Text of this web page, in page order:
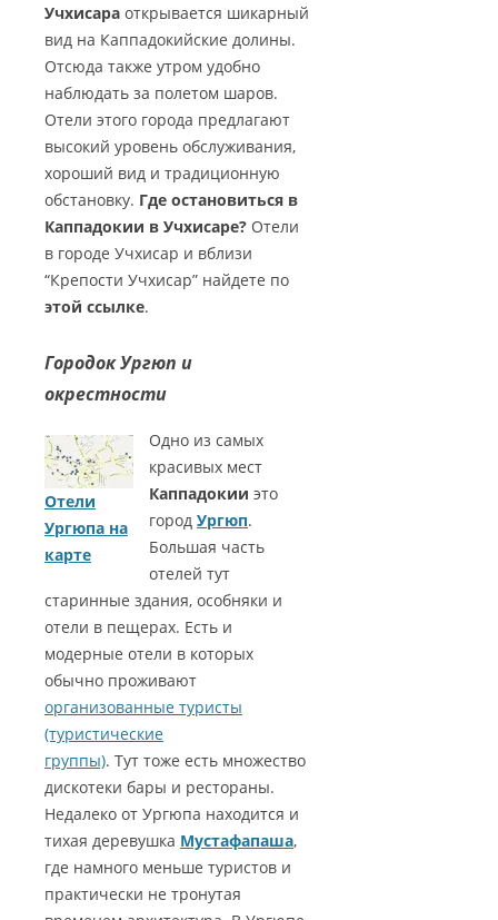
Учхисара открывается шикарный
вид на Каппадокийские долины.
Отсюда также утром удобно
наблюдать за полетом шаров.
Отели этого города предлагают
высокий уровень обслуживания,
хороший вид и традиционную
обстановку. Где остановиться в
Каппадокии в Учхисаре? Отели
в городе Учхисар и вблизи
“Крепости Учхисар” найдете по
этой ссылке.
Городок Ургюп и
окрестности
Отели
Ургюпа на
карте
Одно из самых
красивых мест
Каппадокии это
город Ургюп.
Большая часть
отелей тут
старинные здания, особняки и
отели в пещерах. Есть и
модерные отели в которых
обычно проживают
организованные туристы
(туристические
группы). Тут тоже есть множество
дискотеки бары и рестораны.
Недалеко от Ургюпа находится и
тихая деревушка Мустафапаша,
где намного меньше туристов и
практически не тронутая